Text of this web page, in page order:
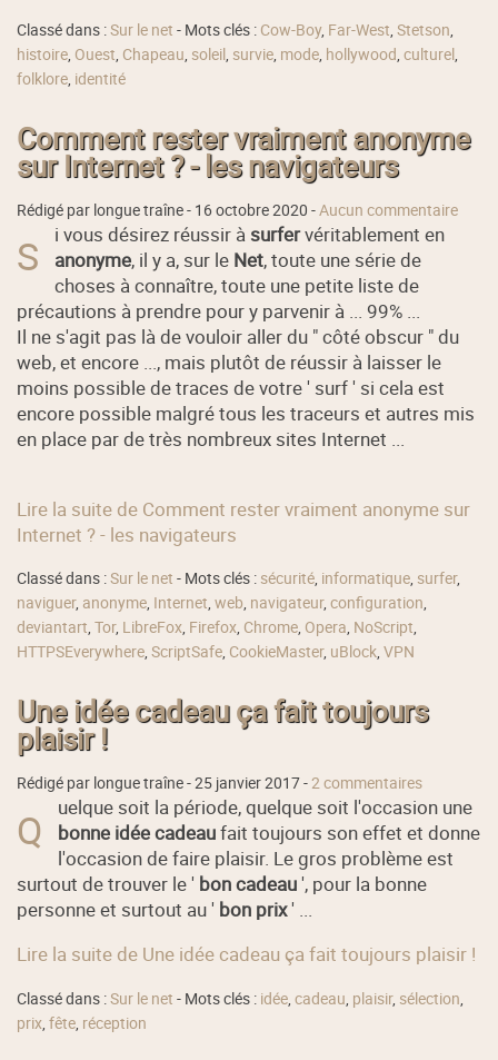
Classé dans :Sur le net - Mots clés : Cow-Boy, Far-West,Stetson,
histoire, Ouest, Chapeau, soleil , survie, mode, hollywood,culturel ,
folklore, identité
Comment rester vraiment anonyme
sur Internet ? - les navigateurs
Rédigé par longue traîne - 16 octobre 2020 -Aucun commentaire
S i vous désirez réussir à surfervéritablement en
anonyme, il y a, sur le Net, toute une série de
choses à connaître, toute une petite liste de
précautions à prendre pour y parvenir à ... 99% ...
Il ne s'agit pas là de vouloir aller du " côté obscur " du
web, et encore ..., mais plutôt de réussir à laisser le
moins possible de traces de votre ' surf ' si cela est
encore possible malgré tous les traceurs et autres mis
en place par de très nombreux sites Internet ...
Lire la suite de Comment rester vraiment anonyme sur
Internet ? - les navigateurs
Classé dans :Sur le net - Mots clés : sécurité, informatique, surfer,
naviguer, anonyme, Internet,web, navigateur,configuration,
deviantart,Tor, LibreFox, Firefox, Chrome, Opera, NoScript,
HTTPSEverywhere,ScriptSafe, CookieMaster, uBlock,VPN
Une idée cadeau ça fait toujours
plaisir !
Rédigé par longue traîne -25 janvier 2017-2 commentaires
Q
uelque soit la période, quelque soit l'occasion une
bonne idée cadeaufait toujours son effet et donne
l'occasion de faire plaisir. Le gros problème est
surtout de trouver le ' bon cadeau', pour la bonne
personne et surtout au ' bon prix' ...
Lire la suite de Une idée cadeau ça fait toujours plaisir !
Classé dans :Sur le net - Mots clés : idée ,cadeau plaisir, sélection
prix ,fête réception